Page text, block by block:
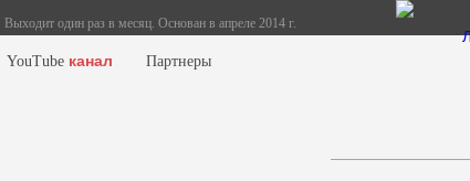
Выходит один раз в месяц. Основан в апреле 2014 г.
YouTube канал Партнеры